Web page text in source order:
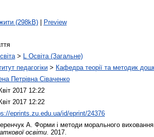
(298kB)| Preview
> L Освіта (Загальне)
педагогіки > Кафедра теорії та методик
Петрівна Сіваченко
2017 12:22
2017 12:22
eprints.zu.edu.ua/id/eprint/24376
А. Форми і методи морального
освіти. 2017.